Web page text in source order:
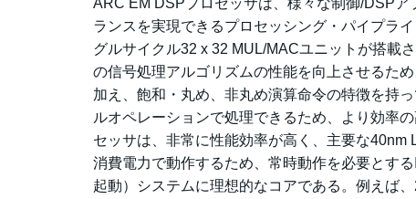
ARC EM DSPプロセッサは、様々な制御/DSP
ランスを実現できるプロセッシング・パイプラ
グルサイクル32 x 32 MUL/MACユニットが搭載
の信号処理アルゴリズムの性能を向上させるた
加え、飽和・丸め、非丸め演算命令の特徴を持
ルオペレーションで処理できるため、より効率
セッサは、非常に性能効率が高く、主要な
消費電力で動作するため、常時動作を必要とす
起動）システムに理想的なコアである。例えば